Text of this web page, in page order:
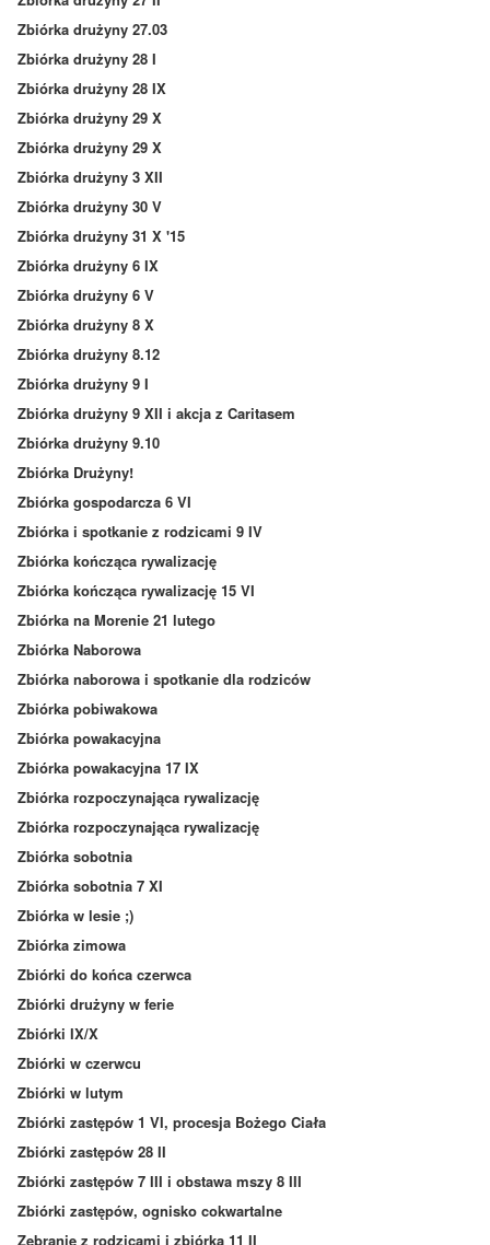
Zbiórka drużyny 27.03
Zbiórka drużyny 28 I
Zbiórka drużyny 28 IX
Zbiórka drużyny 29 X
Zbiórka drużyny 29 X
Zbiórka drużyny 3 XII
Zbiórka drużyny 30 V
Zbiórka drużyny 31 X '15
Zbiórka drużyny 6 IX
Zbiórka drużyny 6 V
Zbiórka drużyny 8 X
Zbiórka drużyny 8.12
Zbiórka drużyny 9 I
Zbiórka drużyny 9 XII i akcja z Caritasem
Zbiórka drużyny 9.10
Zbiórka Drużyny!
Zbiórka gospodarcza 6 VI
Zbiórka i spotkanie z rodzicami 9 IV
Zbiórka kończąca rywalizację
Zbiórka kończąca rywalizację 15 VI
Zbiórka na Morenie 21 lutego
Zbiórka Naborowa
Zbiórka naborowa i spotkanie dla rodziców
Zbiórka pobiwakowa
Zbiórka powakacyjna
Zbiórka powakacyjna 17 IX
Zbiórka rozpoczynająca rywalizację
Zbiórka rozpoczynająca rywalizację
Zbiórka sobotnia
Zbiórka sobotnia 7 XI
Zbiórka w lesie ;)
Zbiórka zimowa
Zbiórki do końca czerwca
Zbiórki drużyny w ferie
Zbiórki IX/X
Zbiórki w czerwcu
Zbiórki w lutym
Zbiórki zastępów 1 VI, procesja Bożego Ciała
Zbiórki zastępów 28 II
Zbiórki zastępów 7 III i obstawa mszy 8 III
Zbiórki zastępów, ognisko cokwartalne
Zebranie z rodzicami i zbiórka 11 II